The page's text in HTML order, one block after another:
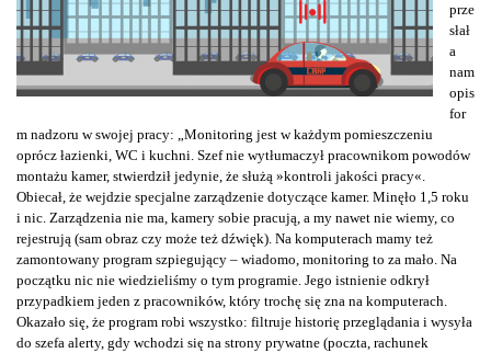
prze
słał
a
nam
opis
for
m nadzoru w swojej pracy: „Monitoring jest w każdym pomieszczeniu
oprócz łazienki, WC i kuchni. Szef nie wytłumaczył pracownikom powodów
montażu kamer, stwierdził jedynie, że służą »kontroli jakości pracy«.
Obiecał, że wejdzie specjalne zarządzenie dotyczące kamer. Minęło 1,5 roku
i nic. Zarządzenia nie ma, kamery sobie pracują, a my nawet nie wiemy, co
rejestrują (sam obraz czy może też dźwięk). Na komputerach mamy też
zamontowany program szpiegujący – wiadomo, monitoring to za mało. Na
początku nic nie wiedzieliśmy o tym programie. Jego istnienie odkrył
przypadkiem jeden z pracowników, który trochę się zna na komputerach.
Okazało się, że program robi wszystko: filtruje historię przeglądania i wysyła
do szefa alerty, gdy wchodzi się na strony prywatne (poczta, rachunek